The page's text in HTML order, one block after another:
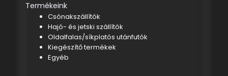
Termékeink
Csónakszállítók
Hajó- és jetski szállítók
Oldalfalas/síkplatós utánfutók
Kiegészítő termékek
Egyéb